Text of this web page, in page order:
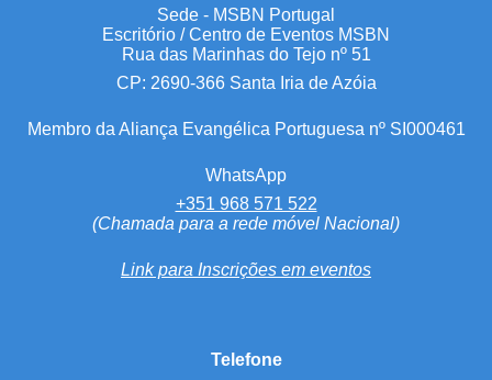
Sede - MSBN Portugal
Escritório / Centro de Eventos MSBN
Rua das Marinhas do Tejo nº 51
CP: 2690-366 Santa Iria de Azóia
Membro da Aliança Evangélica Portuguesa nº SI000461
WhatsApp
+351 968 571 522
(Chamada para a rede móvel Nacional)
Link para Inscrições em eventos
Telefone